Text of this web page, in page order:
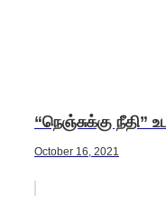
“நெஞ்சுக்கு நீதி”
October 16, 2021